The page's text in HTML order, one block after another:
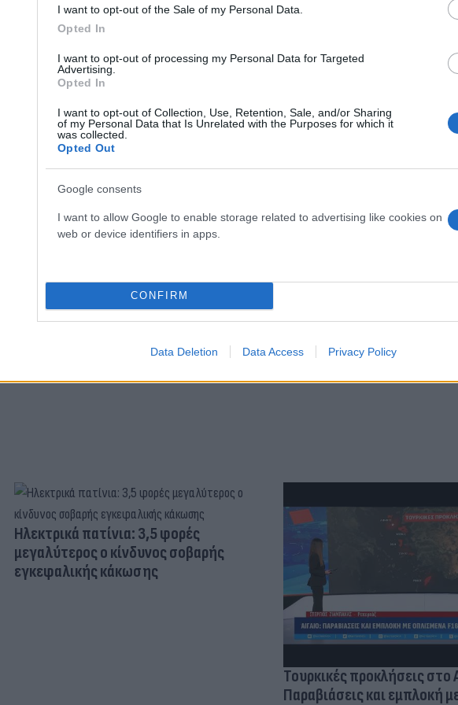
I want to opt-out of the Sale of my Personal Data.
Opted In
I want to opt-out of processing my Personal Data for Targeted
Advertising.
Opted In
I want to opt-out of Collection, Use, Retention, Sale, and/or Sharing
of my Personal Data that Is Unrelated with the Purposes for which it
was collected.
Opted Out
Google consents
I want to allow Google to enable storage related to advertising like cookies on
web or device identifiers in apps.
CONFIRM
Data Deletion Data Access Privacy Policy
κατάρρευση γέφυρα
Πανζουρλισμός στην παρουσίαση του
Σαλάχ - Χιλιάδες κόσμου στο γήπεδο
της Τραμπζονσπόρ (video)
Και οι μαϊμούδες έχουν
"φιλίες" μεταξύ
Ηλεκτρικά πατίνια: 3,5 φορές
μεγαλύτερος ο κίνδυνος σοβαρής
εγκεφαλικής κάκωσης
Τουρκικές προκλήσεις στο
Παραβιάσεις και εμπλοκή